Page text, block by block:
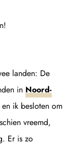
landen: De
in Noord-
ik besloten om
vreemd,
Er is zo